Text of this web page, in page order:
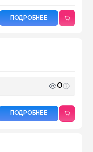
ПОДРОБНЕЕ
0
ПОДРОБНЕЕ